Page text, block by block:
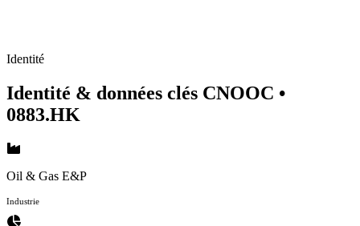
Identité
Identité & données clés CNOOC •
0883.HK
Oil & Gas E&P
Industrie